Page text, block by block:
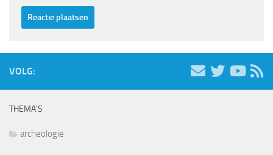
VOLG:
THEMA’S
archeologie